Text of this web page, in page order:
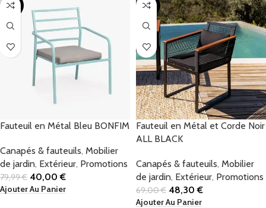
-50%
Fauteuil en Métal Bleu BONFIM
Canapés & fauteuils, Mobilier
de jardin, Extérieur, Promotions
79,99€ 40,00€
Ajouter Au Panier
-30%
Fauteuil en Métal et Corde Noir
ALL BLACK
Canapés & fauteuils, Mobilier
de jardin, Extérieur, Promotions
69,00€ 48,30€
Ajouter Au Panier